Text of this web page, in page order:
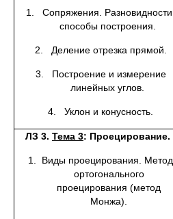
1. Сопряжения. Разновидности,
способы построения.
2. Деление отрезка прямой.
3. Построение и измерение
линейных углов.
4. Уклон и конусность.
ЛЗ 3. Тема 3: Проецирование.
1. Виды проецирования. Метод
ортогонального
проецирования (метод
Монжа).